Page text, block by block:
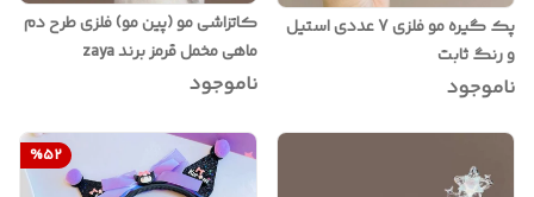
پک گیره مو فلزی 7 عددی استیل
و رنگ ثابت
ناموجود
کاتزاشی مو (پین مو) فلزی طرح دم
ماهی مخمل قرمز برند zaya
ناموجود
%52